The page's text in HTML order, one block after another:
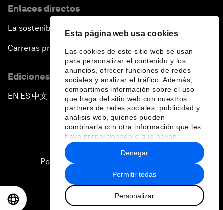
Esta página web usa cookies
Las cookies de este sitio web se usan
para personalizar el contenido y los
anuncios, ofrecer funciones de redes
sociales y analizar el tráfico. Además,
compartimos información sobre el uso
que haga del sitio web con nuestros
partners de redes sociales, publicidad y
análisis web, quienes pueden
combinarla con otra información que les
haya proporcionado o que hayan
recopilado a partir del uso que haya
hecho de sus servicios.
Permitir todas
Personalizar
Denegar
Enlaces directos
La sostenibilidad en el Foro
Carreras profesionales
Ediciones en otros idiomas
EN ▪ ES▪中文▪ 日本語
Política de privacidad y normas de uso
2026 Foro Económico Mundial